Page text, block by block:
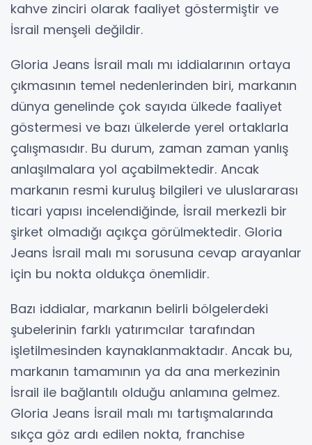
kahve zinciri olarak faaliyet göstermiştir ve
İsrail menşeli değildir.
Gloria Jeans İsrail malı mı iddialarının ortaya
çıkmasının temel nedenlerinden biri, markanın
dünya genelinde çok sayıda ülkede faaliyet
göstermesi ve bazı ülkelerde yerel ortaklarla
çalışmasıdır. Bu durum, zaman zaman yanlış
anlaşılmalara yol açabilmektedir. Ancak
markanın resmi kuruluş bilgileri ve uluslararası
ticari yapısı incelendiğinde, İsrail merkezli bir
şirket olmadığı açıkça görülmektedir. Gloria
Jeans İsrail malı mı sorusuna cevap arayanlar
için bu nokta oldukça önemlidir.
Bazı iddialar, markanın belirli bölgelerdeki
şubelerinin farklı yatırımcılar tarafından
işletilmesinden kaynaklanmaktadır. Ancak bu,
markanın tamamının ya da ana merkezinin
İsrail ile bağlantılı olduğu anlamına gelmez.
Gloria Jeans İsrail malı mı tartışmalarında
sıkça göz ardı edilen nokta, franchise